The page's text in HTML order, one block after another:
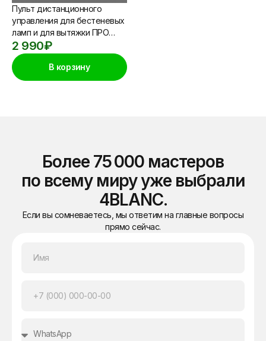
Пульт дистанционного
управления для бестеневых
ламп и для вытяжки ПРО
4BLANC
2 990₽
В корзину
Более 75 000 мастеров
по всему миру уже выбрали
4BLANC.
Если вы сомневаетесь, мы ответим на главные вопросы
прямо сейчас.